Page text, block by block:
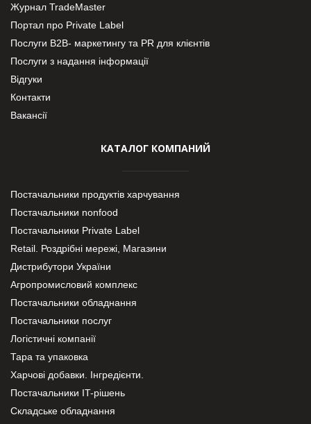
Журнал TradeMaster
Портал про Private Label
Послуги В2В- маркетингу та PR для клієнтів
Послуги з надання інформації
Відгуки
Контакти
Вакансії
КАТАЛОГ КОМПАНИЙ
Постачальники продуктів харчування
Постачальники nonfood
Постачальники Private Label
Retail. Роздрібні мережі, Магазини
Дистрибутори України
Агропромисловий комплекс
Постачальники обладнання
Постачальники послуг
Логістичні компанії
Тара та упаковка
Харчові добавки. Інгредієнти.
Постачальники IT-рішень
Складське обладнання